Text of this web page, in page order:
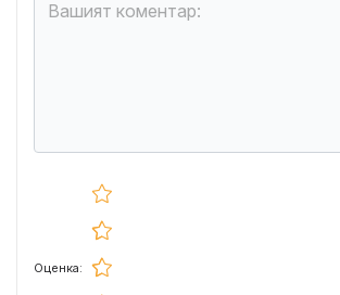
Оценка: